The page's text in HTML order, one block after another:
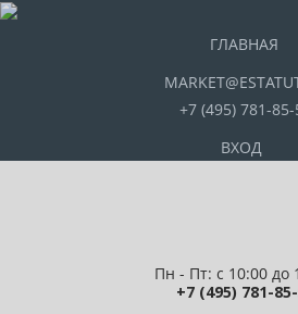
ГЛАВНАЯ
+7 (495) 781-85-
ВХОД
Пн - Пт: с 10:00 до
+7 (495) 781-